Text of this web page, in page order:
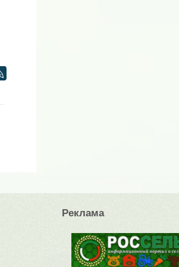
Реклама